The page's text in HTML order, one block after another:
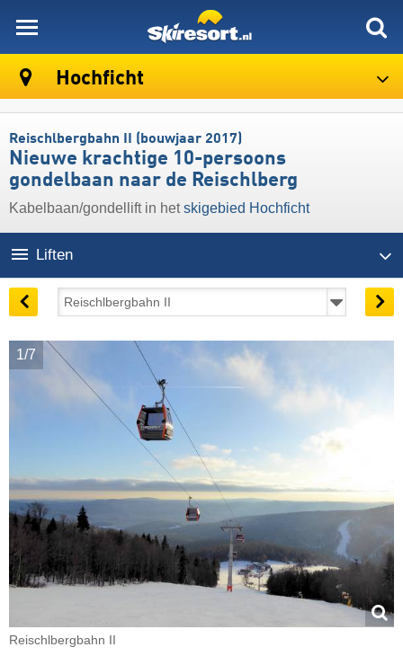
Hochficht
Reischlbergbahn II (bouwjaar 2017)
Nieuwe krachtige 10-persoons
gondelbaan naar de Reischlberg
Kabelbaan/gondellift in hetskigebied Hochficht
Liften
1/7
Reischlbergbahn II